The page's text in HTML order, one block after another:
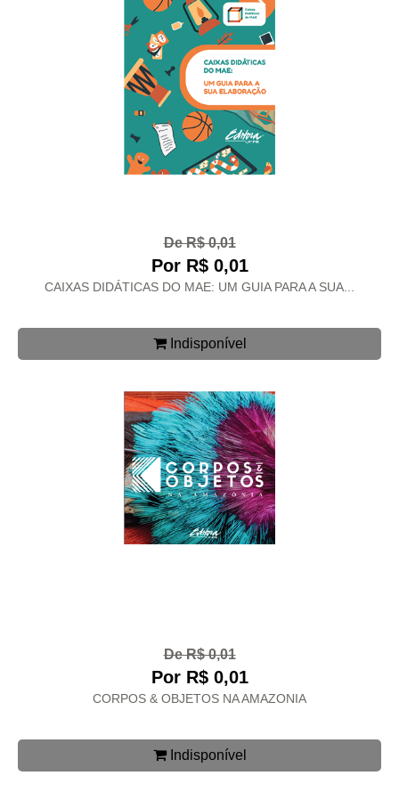
De R$ 0,01
Por R$ 0,01
CAIXAS DIDÁTICAS DO MAE: UM GUIA PARA A SUA...
Indisponível
De R$ 0,01
Por R$ 0,01
CORPOS & OBJETOS NA AMAZONIA
Indisponível